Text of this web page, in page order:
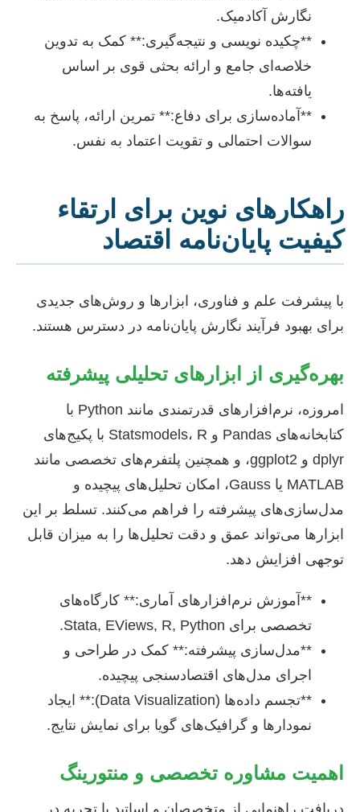
نگارش آکادمیک.
**چکیده نویسی و نتیجه‌گیری:** کمک به تدوین
خلاصه‌ای جامع و ارائه بحثی قوی بر اساس
یافته‌ها.
**آماده‌سازی برای دفاع:** تمرین ارائه، پاسخ به
سوالات احتمالی و تقویت اعتماد به نفس.
راهکارهای نوین برای ارتقاء
کیفیت پایان‌نامه اقتصاد
با پیشرفت علم و فناوری، ابزارها و روش‌های جدیدی
برای بهبود فرآیند نگارش پایان‌نامه در دسترس هستند.
بهره‌گیری از ابزارهای تحلیلی پیشرفته
امروزه، نرم‌افزارهای قدرتمندی مانند Python با
کتابخانه‌های Pandas و Statsmodels، R با پکیج‌های
dplyr و ggplot2، و همچنین پلتفرم‌های تخصصی مانند
MATLAB یا Gauss، امکان تحلیل‌های پیچیده و
مدل‌سازی‌های پیشرفته را فراهم می‌کنند. تسلط بر این
ابزارها می‌تواند عمق و دقت تحلیل‌ها را به میزان قابل
توجهی افزایش دهد.
**آموزش نرم‌افزارهای آماری:** کارگاه‌های
تخصصی برای Stata, EViews, R, Python.
**مدل‌سازی پیشرفته:** کمک در طراحی و
اجرای مدل‌های اقتصادسنجی پیچیده.
**تجسم داده‌ها (Data Visualization):** ایجاد
نمودارها و گرافیک‌های گویا برای نمایش نتایج.
اهمیت مشاوره تخصصی و منتورینگ
دریافت راهنمایی از متخصصان و اساتید با تجربه در